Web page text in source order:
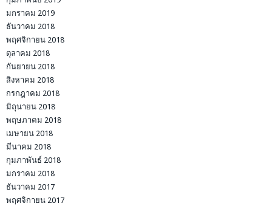
มกราคม 2019
ธันวาคม 2018
พฤศจิกายน 2018
ตุลาคม 2018
กันยายน 2018
สิงหาคม 2018
กรกฎาคม 2018
มิถุนายน 2018
พฤษภาคม 2018
เมษายน 2018
มีนาคม 2018
กุมภาพันธ์ 2018
มกราคม 2018
ธันวาคม 2017
พฤศจิกายน 2017